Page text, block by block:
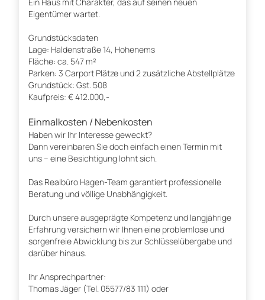
Ein Haus mit Charakter, das auf seinen neuen
Eigentümer wartet.
Grundstücksdaten
Lage: Haldenstraße 14, Hohenems
Fläche: ca. 547 m²
Parken: 3 Carport Plätze und 2 zusätzliche Abstellplätze
Grundstück: Gst. 508
Kaufpreis: € 412.000,-
Einmalkosten / Nebenkosten
Haben wir Ihr Interesse geweckt?
Dann vereinbaren Sie doch einfach einen Termin mit
uns – eine Besichtigung lohnt sich.
Das Realbüro Hagen-Team garantiert professionelle
Beratung und völlige Unabhängigkeit.
Durch unsere ausgeprägte Kompetenz und langjährige
Erfahrung versichern wir Ihnen eine problemlose und
sorgenfreie Abwicklung bis zur Schlüsselübergabe und
darüber hinaus.
Ihr Ansprechpartner:
Thomas Jäger (Tel. 05577/83 111) oder